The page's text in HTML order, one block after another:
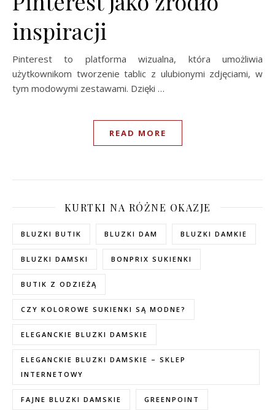
inspiracji
Pinterest to platforma wizualna, która umożliwia
użytkownikom tworzenie tablic z ulubionymi zdjęciami, w
tym modowymi zestawami. Dzięki …
READ MORE
KURTKI NA RÓŻNE OKAZJE
BLUZKI BUTIK BLUZKI DAM BLUZKI DAMKIE
BLUZKI DAMSKI BONPRIX SUKIENKI
BUTIK Z ODZIEŻĄ
CZY KOLOROWE SUKIENKI SĄ MODNE?
ELEGANCKIE BLUZKI DAMSKIE
ELEGANCKIE BLUZKI DAMSKIE – SKLEP
INTERNETOWY
FAJNE BLUZKI DAMSKIE GREENPOINT